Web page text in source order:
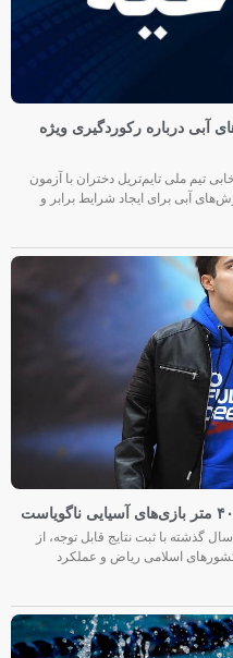
آبی درباره رکوردگیری ویژه
تیم ملی تایم‌تریل دختران با آزمون
آبی برای ایجاد شرایط برابر و
گذشته با ثبت نتایج قابل توجه، از
اسلامی ریاض و عملکرد